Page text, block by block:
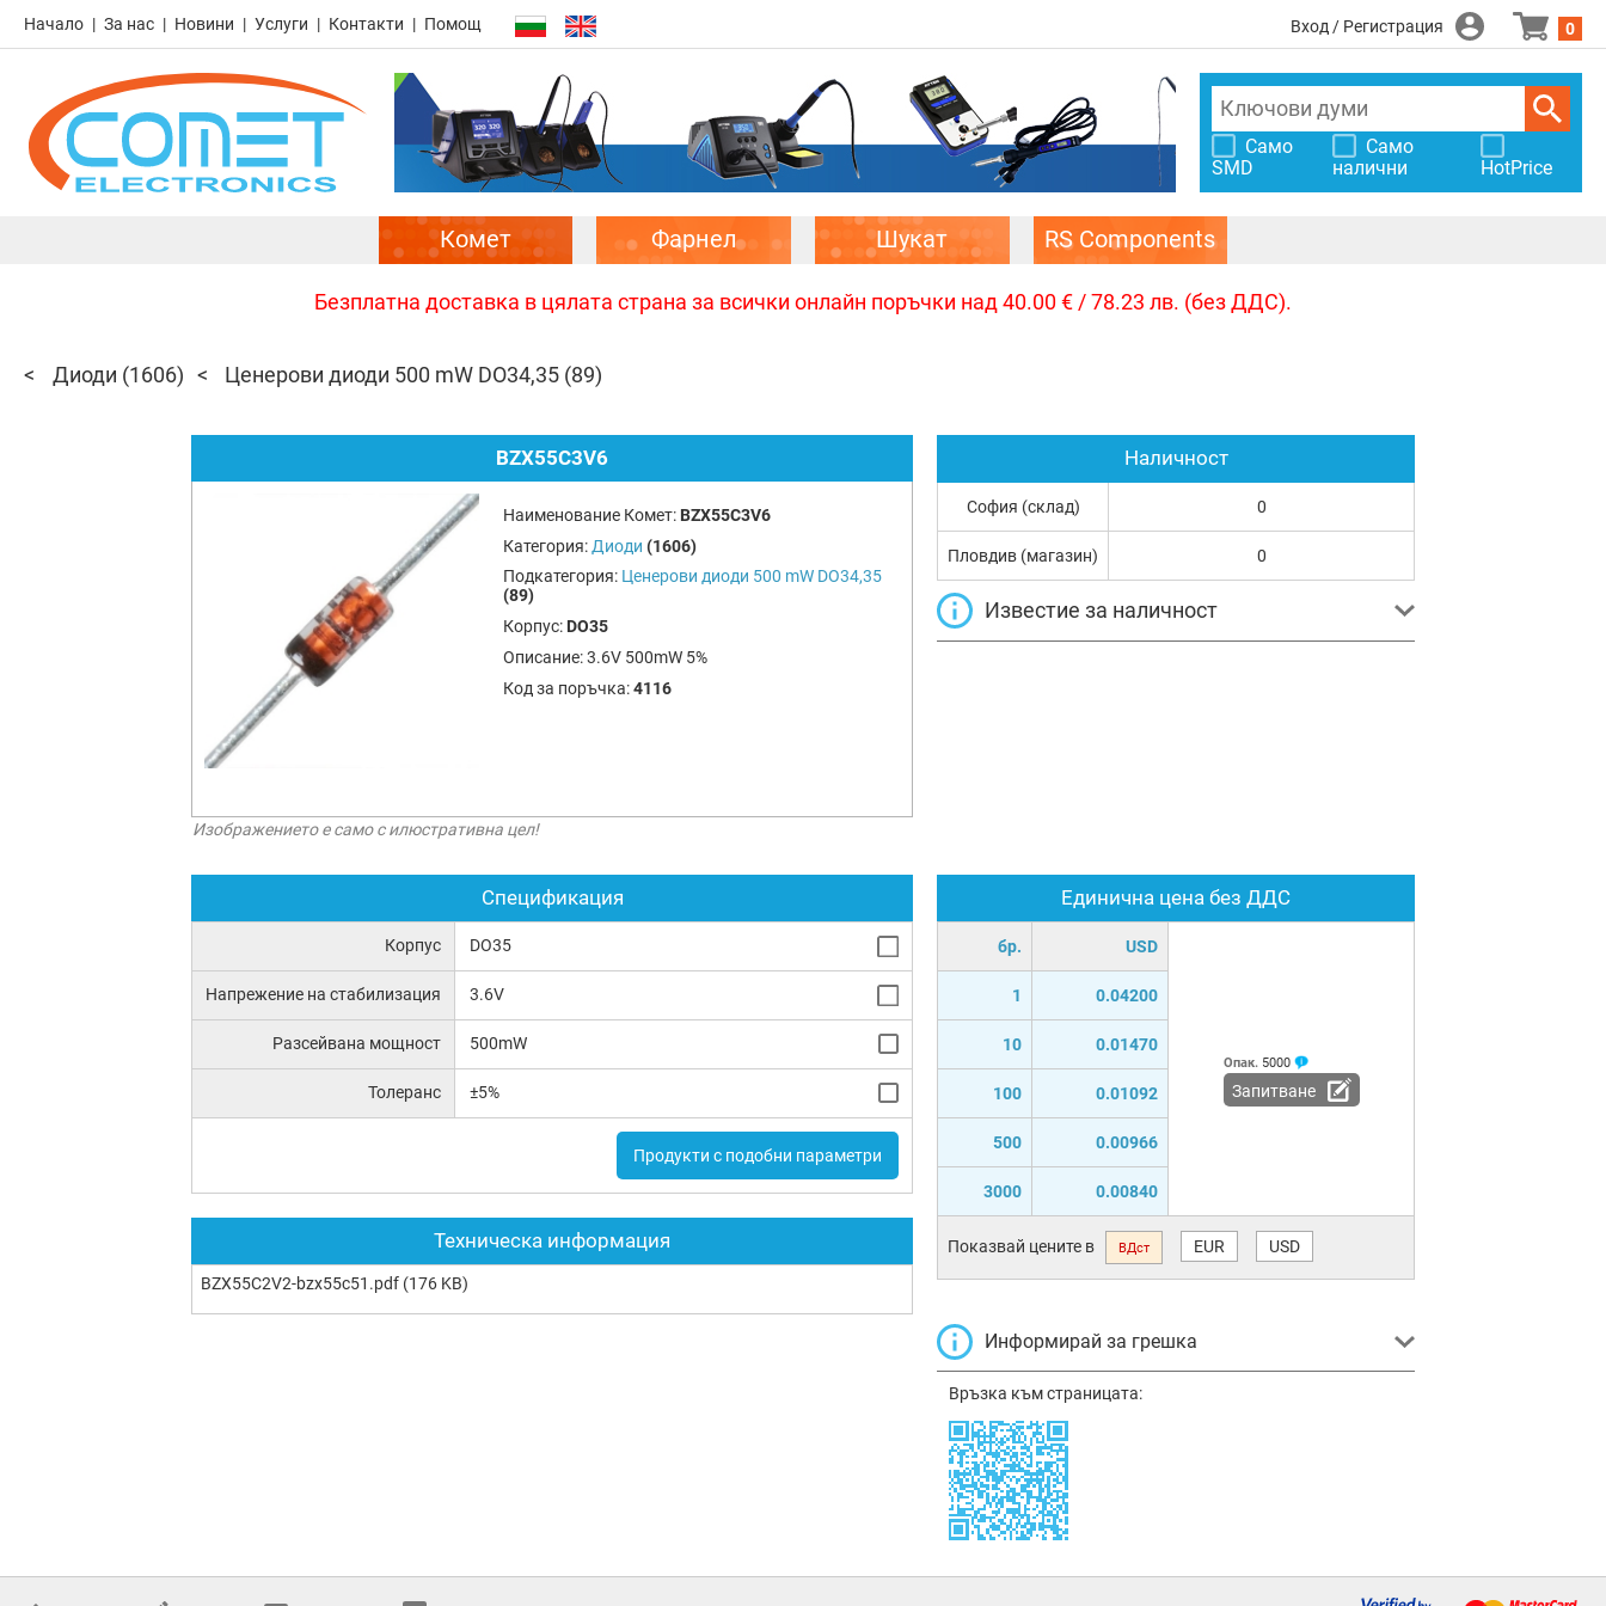
Начало За нас Новини Услуги Контакти Помощ Вход / Регистрация 0
Само
SMD
Само
налични
HotPrice
Комет Фарнел Шукат RS Components
Безплатна доставка в цялата страна за всички онлайн поръчки над 40.00 € / 78.23 лв. (без ДДС).
Диоди (1606) Ценерови диоди 500 mW DO34,35 (89)
BZX55C3V6
Наименование Комет: BZX55C3V6
Категория: Диоди (1606)
Подкатегория: Ценерови диоди 500 mW DO34,35
(89)
Корпус: DO35
Описание:3.6V 500mW 5%
Код за поръчка:4116
Изображението е само с илюстративна цел!
Спецификация
Корпус DO35
Напрежение на стабилизация 3.6V
Разсейвана мощност 500mW
Толеранс ±5%
Продукти с подобни параметри
Техническа информация
BZX55C2V2-bzx55c51.pdf (176 KB)
Единична цена без ДДС
бр. USD
1 0.04200
10 0.01470
100 0.01092
500 0.00966
3000 0.00840
Опак. 5000
Запитване
Показвай цените в ВДст EUR USD
Информирай за грешка
Връзка към страницата:
Наличност
София (склад) 0
Пловдив (магазин) 0
Известие за наличност